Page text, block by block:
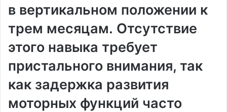
в вертикальном положении к
трем месяцам․ Отсутствие
этого навыка требует
пристального внимания, так
как задержка развития
моторных функций часто